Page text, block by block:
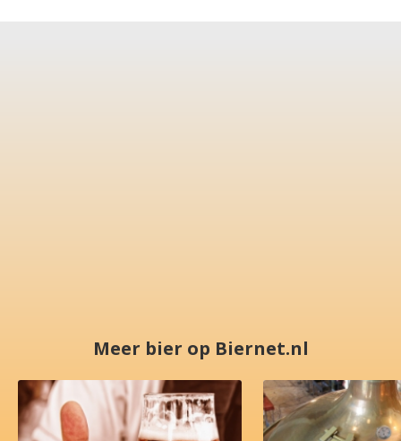
Meer bier op Biernet.nl